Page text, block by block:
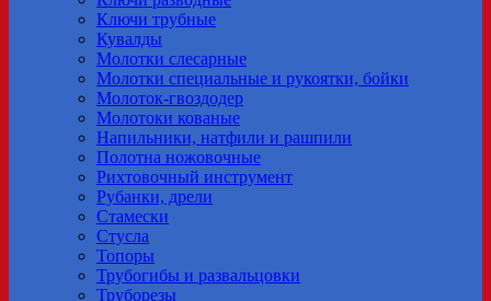
Ключи трубные
Кувалды
Молотки слесарные
Молотки специальные и рукоятки, бойки
Молоток-гвоздодер
Молотоки кованые
Напильники, натфили и рашпили
Полотна ножовочные
Рихтовочный инструмент
Рубанки, дрели
Стамески
Стусла
Топоры
Трубогибы и развальцовки
Труборезы